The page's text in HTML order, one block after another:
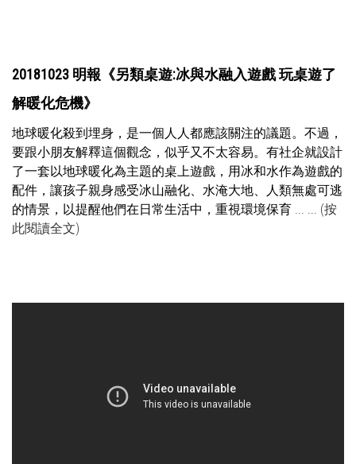
20181023 明報《另類桌遊:冰與水融入遊戲 玩桌遊了
解暖化危機》
地球暖化殺到埋身，是一個人人都應該關注的議題。不過，
要跟小朋友解釋這個觀念，似乎又不太容易。有社企就設計
了一套以地球暖化為主題的桌上遊戲，用冰和水作為遊戲的
配件，讓孩子親身感受冰山融化、水淹大地、人類無處可逃
的情景，以提醒他們在日常生活中，重視環境保育 ... ... (按
此閱讀全文)